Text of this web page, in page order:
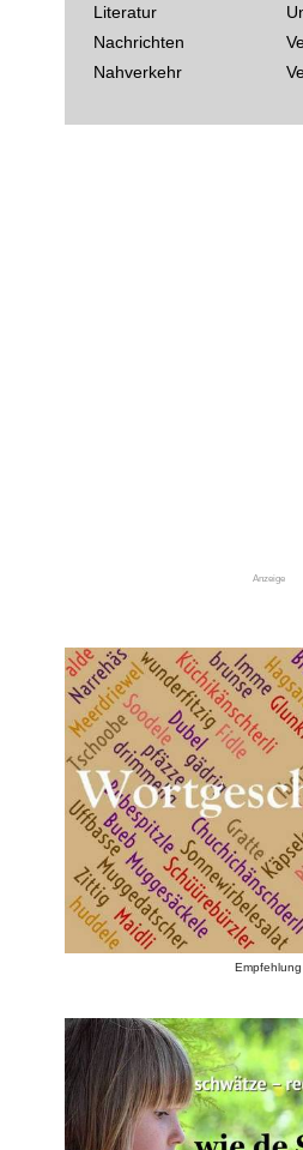
Literatur
Nachrichten
Nahverkehr
Anzeige
Empfehlung